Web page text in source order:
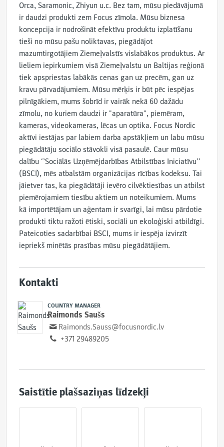
Orca, Saramonic, Zhiyun u.c. Bez tam, mūsu piedāvājumā
ir daudzi produkti zem Focus zīmola. Mūsu biznesa
koncepcija ir nodrošināt efektīvu produktu izplatīšanu
tieši no mūsu pašu noliktavas, piegādājot
mazumtirgotājiem Ziemeļvalstīs vislabākos produktus. Ar
lieliem iepirkumiem visā Ziemeļvalstu un Baltijas reģionā
tiek apspriestas labākās cenas gan uz precēm, gan uz
kravu pārvadājumiem. Mūsu mērķis ir būt pēc iespējas
pilnīgākiem, mums šobrīd ir vairāk nekā 60 dažādu
zīmolu, no kuriem daudzi ir "aparatūra", piemēram,
kameras, videokameras, lēcas un optika. Focus Nordic
aktīvi iestājas par labiem darba apstākļiem un labu mūsu
piegādātāju sociālo stāvokli visā pasaulē. Caur mūsu
dalību ‘’Sociālās Uzņēmējdarbības Atbilstības Iniciatīvu’’
(BSCI), mēs atbalstām organizācijas rīcības kodeksu. Tai
jāietver tas, ka piegādātāji ievēro cilvēktiesības un atbilst
piemērojamiem tiesību aktiem un noteikumiem. Mums
kā importētājam un aģentam ir svarīgi, lai mūsu pārdotie
produkti tiktu ražoti ētiski, sociāli un ekoloģiski atbildīgi.
Pateicoties sadarbībai BSCI, mums ir iespēja izvirzīt
iepriekš minētās prasības mūsu piegādātājiem.
Kontakti
COUNTRY MANAGER
Raimonds Saušs
Raimonds.Sauss@focusnordic.lv
+371 29489205
Saistītie plašsaziņas līdzekļi